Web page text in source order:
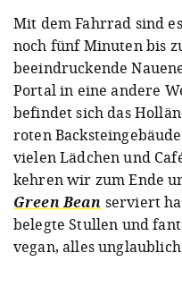
Mit dem Fahrrad sind
noch fünf Minuten bis
beeindruckende
Portal in eine andere
befindet sich das
roten
vielen Lädchen und
kehren wir zum Ende
Green Bean serviert
belegte Stullen und
vegan, alles